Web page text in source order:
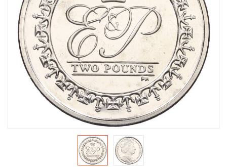
Юбилейные монеты Банка России (с 1999 года)
Памятные и инвестиционные монеты СССР и России
Иностранные монеты
Неофициальные выпуски монет (Unusual)
Античные и средневековые монеты
Инвестиционные монеты